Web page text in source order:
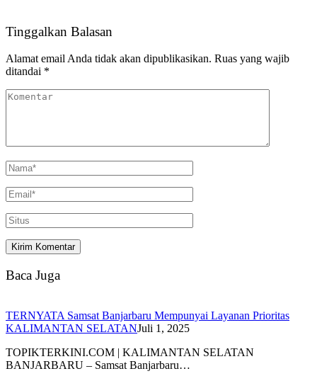
Tinggalkan Balasan
Alamat email Anda tidak akan dipublikasikan. Ruas yang wajib
ditandai *
Baca Juga
TERNYATA Samsat Banjarbaru Mempunyai Layanan Prioritas
KALIMANTAN SELATANJuli 1, 2025
TOPIKTERKINI.COM | KALIMANTAN SELATAN
BANJARBARU – Samsat Banjarbaru…